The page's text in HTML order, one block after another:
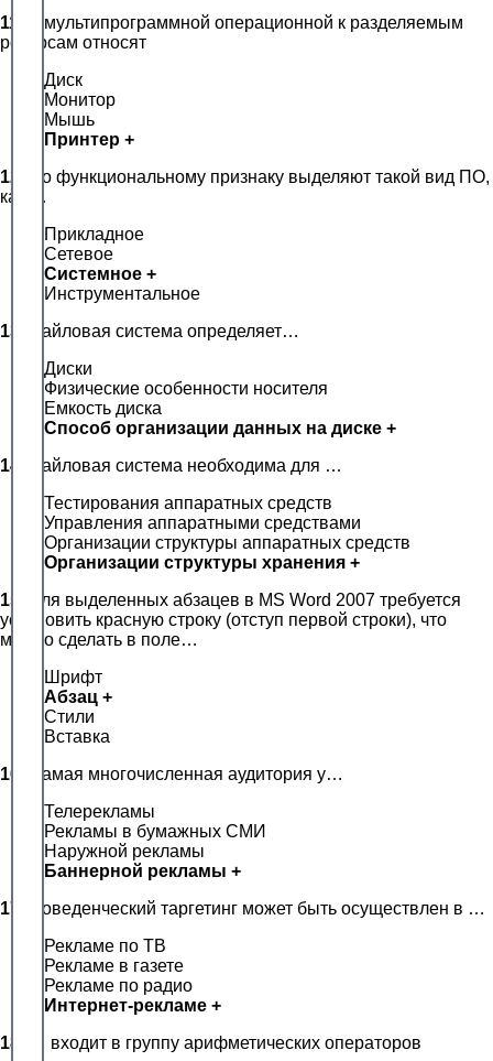
11.
В мультипрограммной операционной к разделяемым
ресурсам относят
Диск
Монитор
Мышь
Принтер +
12.
По функциональному признаку выделяют такой вид ПО,
как …
Прикладное
Сетевое
Системное +
Инструментальное
13.
Файловая система определяет…
Диски
Физические особенности носителя
Емкость диска
Способ организации данных на диске +
14.
Файловая система необходима для …
Тестирования аппаратных средств
Управления аппаратными средствами
Организации структуры аппаратных средств
Организации структуры хранения +
15.
Для выделенных абзацев в MS Word 2007 требуется
установить красную строку (отступ первой строки), что
можно сделать в поле…
Шрифт
Абзац +
Стили
Вставка
16.
Самая многочисленная аудитория у…
Телерекламы
Рекламы в бумажных СМИ
Наружной рекламы
Баннерной рекламы +
17.
Поведенческий таргетинг может быть осуществлен в …
Рекламе по ТВ
Рекламе в газете
Рекламе по радио
Интернет-рекламе +
18.
… входит в группу арифметических операторов